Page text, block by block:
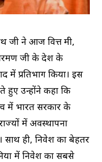
जी ने आज वित्त मंत्री,
जी के देश के
में प्रतिभाग किया। इस
हुए उन्होंने कहा कि
में भारत सरकार के
में अवस्थापना
ही, निवेश का बेहतर
में निवेश का सबसे